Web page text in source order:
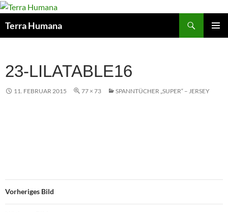
Zum
springen
Terra Humana
23-LILATABLE16
11. FEBRUAR 2015 77 × 73 SPANNTÜCHER „SUPER“ – JERSEY
Vorheriges Bild